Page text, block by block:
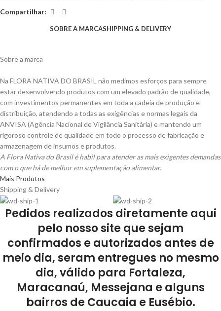
Compartilhar:
SOBRE A MARCASHIPPING & DELIVERY
Sobre a marca
Na FLORA NATIVA DO BRASIL não medimos esforços para sempre
estar desenvolvendo produtos com um elevado padrão de qualidade,
com investimentos permanentes em toda a cadeia de produção e
distribuição, atendendo a todas as exigências e normas legais da
ANVISA (Agência Nacional de Vigilância Sanitária) e mantendo um
rigoroso controle de qualidade em todo o processo de fabricação e
armazenagem de insumos e produtos.
A Flora Nativa do Brasil é habil para atender as mais exigentes demandas
com o que há de melhor em suplementação alimentar.
Mais Produtos
Shipping & Delivery
Pedidos realizados diretamente aqui
pelo nosso site que sejam
confirmados e autorizados antes de
meio dia, seram entregues no mesmo
dia, válido para Fortaleza,
Maracanaú, Messejana e alguns
bairros de Caucaia e Eusébio.